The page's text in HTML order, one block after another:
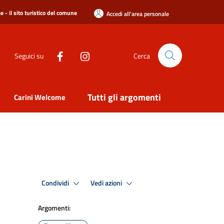
- il sito turistico del comune Accedi all'area personale
Seguici su Cerca
Carini Welcome Tutti gli argomenti
Condividi Vedi azioni
Argomenti: